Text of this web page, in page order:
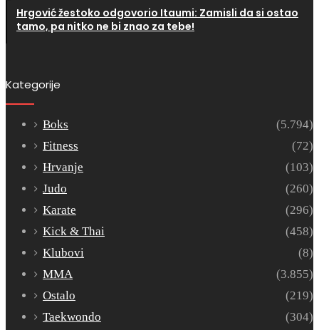
Hrgović žestoko odgovorio Itaumi: Zamisli da si ostao
tamo, pa nitko ne bi znao za tebe!
Kategorije
Boks
(5.794)
Fitness
(72)
Hrvanje
(103)
Judo
(260)
Karate
(296)
Kick & Thai
(458)
Klubovi
(8)
MMA
(3.855)
Ostalo
(219)
Taekwondo
(304)